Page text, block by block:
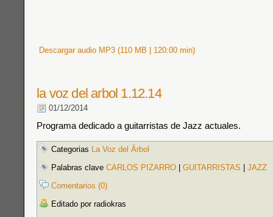
Descargar audio MP3 (110 MB | 120:00 min)
la voz del arbol 1.12.14
01/12/2014
Programa dedicado a guitarristas de Jazz actuales.
Categorias La Voz del Árbol
Palabras clave CARLOS PIZARRO GUITARRISTAS
JAZZ
Comentarios (0)
Editado por radiokras